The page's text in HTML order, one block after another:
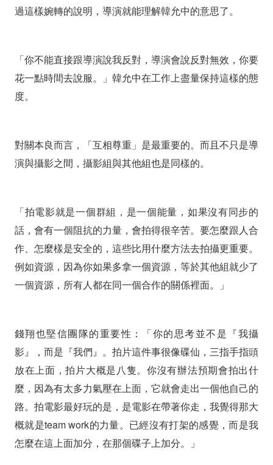
過這樣婉轉的說明，導演就能理解韓允中的意思了。
「你不能直接跟導演說我反對，導演會說反對無效，你要
花一點時間去說服。」韓允中在工作上盡量保持這樣的態
度。
對關本良而言，「互相尊重」是最重要的。而且不只是導
演與攝影之間，攝影組與其他組也是同樣的。
「拍電影就是一個群組，是一個能量，如果沒有同步的
話，會有一個阻抗的力量，會拍得很辛苦。要怎麼跟人合
作、怎麼樣是安全的，這些比用什麼方法去拍攝更重要。
例如資源，因為你如果多拿一個資源，等於其他組就少了
一個資源，所有人都在同一個合作的關係裡面。」
錢翔也堅信團隊的重要性：「你的思考並不是『我攝
影』，而是『我們』。拍片這件事很像碟仙，三指手指頭
放在上面，拍片大概是八隻。你沒有辦法預期會拍出什
麼，因為有太多力氣壓在上面，它就會走出一個他自己的
路。拍電影最好玩的是，是電影在帶著你走，我覺得那大
概就是team work的力量。已經沒有打架的感覺，而是我
怎麼在這上面加分，在那個碟子上加分。」